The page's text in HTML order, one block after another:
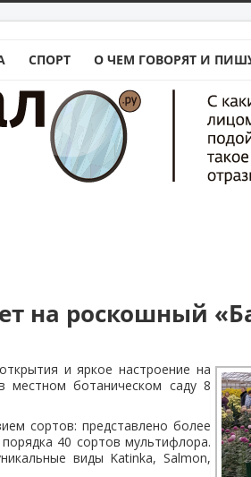
СПОРТ О ЧЕМ ГОВОРЯТ И
на роскошный
и яркое настроение на
местном ботаническом саду 8
сортов: представлено более
40 сортов мультифлора.
виды Katinka, Salmon,